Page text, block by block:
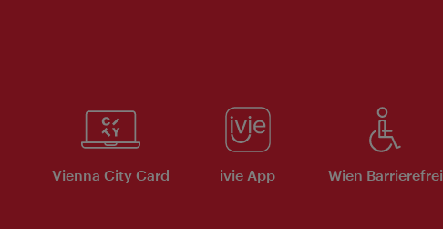
Vienna City Card ivie App Wien Barrierefrei